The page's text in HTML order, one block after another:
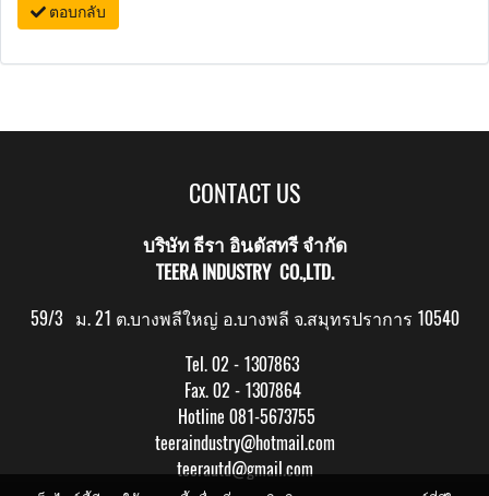
ตอบกลับ
CONTACT US
บริษัท ธีรา อินดัสทรี จำกัด
TEERA INDUSTRY CO.,LTD.
59/3 ม. 21 ต.บางพลีใหญ่ อ.บางพลี จ.สมุทรปราการ 10540
Tel. 02 - 1307863
Fax. 02 - 1307864
Hotline 081-5673755
teeraindustry@hotmail.com
teerautd@gmail.com